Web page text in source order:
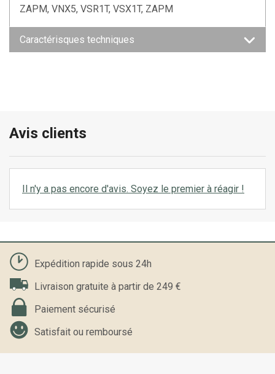
ZAPM, VNX5, VSR1T, VSX1T, ZAPM
Caractérisques techniques
Avis clients
Il n'y a pas encore d'avis. Soyez le premier à réagir !
Expédition rapide sous 24h
Livraison gratuite à partir de 249 €
Paiement sécurisé
Satisfait ou remboursé